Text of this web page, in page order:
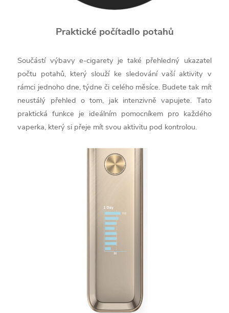
Praktické počítadlo potahů
Součástí výbavy e-cigarety je také přehledný ukazatel
počtu potahů, který slouží ke sledování vaší aktivity v
rámci jednoho dne, týdne či celého měsíce. Budete tak mít
neustálý přehled o tom, jak intenzivně vapujete. Tato
praktická funkce je ideálním pomocníkem pro každého
vaperka, který si přeje mít svou aktivitu pod kontrolou.